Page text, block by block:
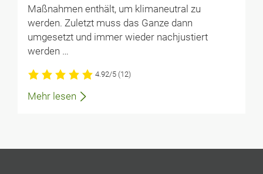
Maßnahmen enthält, um klimaneutral zu
werden. Zuletzt muss das Ganze dann
umgesetzt und immer wieder nachjustiert
werden …
4.92/5 (12)
Mehr lesen